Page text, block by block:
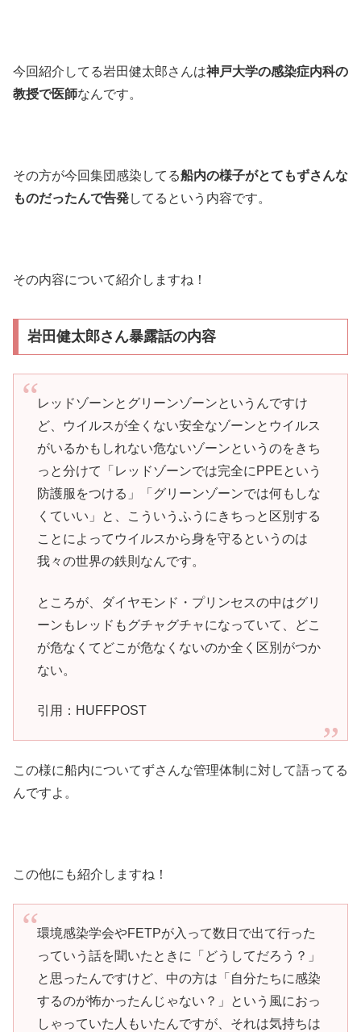
今回紹介してる岩田健太郎さんは神戸大学の感染症内科の
教授で医師なんです。
その方が今回集団感染してる船内の様子がとてもずさんな
ものだったんで告発してるという内容です。
その内容について紹介しますね！
岩田健太郎さん暴露話の内容
レッドゾーンとグリーンゾーンというんですけ
ど、ウイルスが全くない安全なゾーンとウイルス
がいるかもしれない危ないゾーンというのをきち
っと分けて「レッドゾーンでは完全にPPEという
防護服をつける」「グリーンゾーンでは何もしな
くていい」と、こういうふうにきちっと区別する
ことによってウイルスから身を守るというのは
我々の世界の鉄則なんです。
ところが、ダイヤモンド・プリンセスの中はグリ
ーンもレッドもグチャグチャになっていて、どこ
が危なくてどこが危なくないのか全く区別がつか
ない。
引用：HUFFPOST
この様に船内についてずさんな管理体制に対して語ってる
んですよ。
この他にも紹介しますね！
環境感染学会やFETPが入って数日で出て行った
っていう話を聞いたときに「どうしてだろう？」
と思ったんですけど、中の方は「自分たちに感染
するのが怖かったんじゃない？」という風におっ
しゃっていた人もいたんですが、それは気持ちは